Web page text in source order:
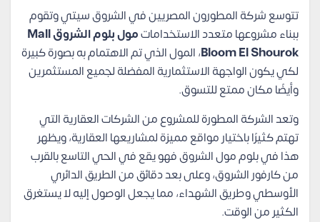
تتوسع شركة المطورون المصريين في الشروق سيتي وتقوم
ببناء مشروعها متعدد الاستخدامات
مول بلوم الشروق Mall
Bloom El Shourok، المول الذي تم الاهتمام به بصورة كبيرة
لكي يكون الواجهة الاستثمارية المفضلة لجميع المستثمرين
وأيضًا مكان ممتع للتسوق.
وتعد الشركة المطورة للمشروع من الشركات العقارية التي
تهتم كثيرًا باختيار مواقع مميزة لمشاريعها العقارية، ويظهر
هذا في بلوم مول الشروق فهو يقع في الحي التاسع بالقرب
من كارفور الشروق، وعلى بعد دقائق من الطريق الدائري
الأوسطي وطريق الشهداء، مما يجعل الوصول إليه لا يستغرق
الكثير من الوقت.